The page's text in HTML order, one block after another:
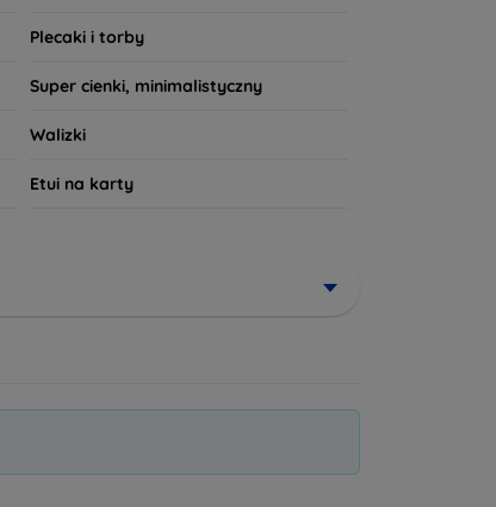
Plecaki i torby
Super cienki, minimalistyczny
Walizki
Etui na karty